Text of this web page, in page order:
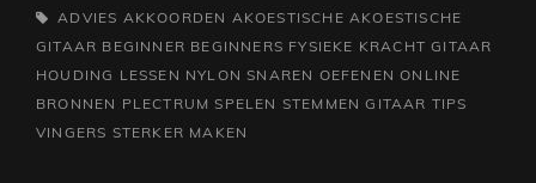
TAGS,ADVIES AKKOORDEN AKOESTISCHE AKOESTISCHE
GITAAR BEGINNER BEGINNERS FYSIEKE KRACHT GITAAR
HOUDING LESSEN NYLON SNAREN OEFENEN ONLINE
BRONNEN PLECTRUM SPELEN STEMMEN GITAAR TIPS
VINGERS STERKER MAKEN